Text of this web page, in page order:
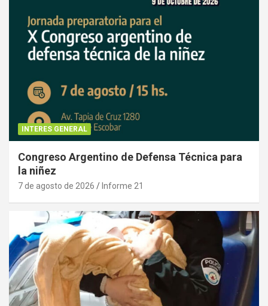
INTERES GENERAL
Congreso Argentino de Defensa Técnica para
la niñez
7 de agosto de 2026 Informe 21